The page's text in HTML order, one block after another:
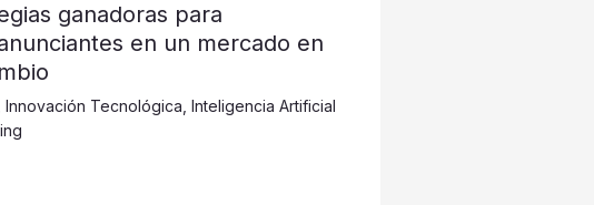
ganadoras para
en un mercado en
Innovación Tecnológica Inteligencia Artificial